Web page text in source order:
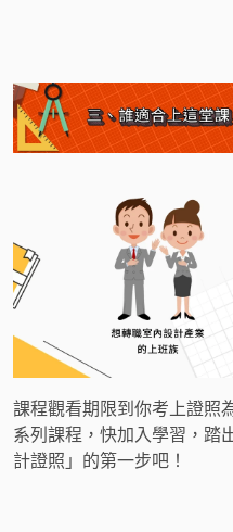
課程觀看期限到你考上證照
系列課程，快加入學習，踏
計證照」的第一步吧！